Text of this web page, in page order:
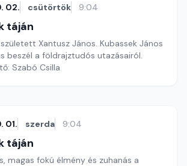
02. csütörtök 9:04
táján
Xantusz János. Kubassek János
beszél a földrajztudós utazásairól.
Szabó Csilla
01. szerda 9:04
táján
magas fokú élmény és zuhanás a